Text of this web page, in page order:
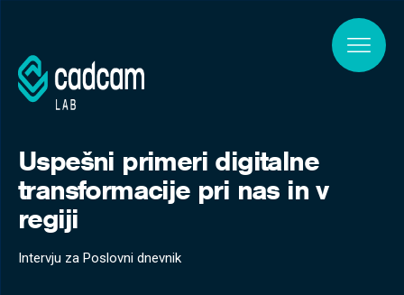
Uspešni primeri digitalne
transformacije pri nas in v
regiji
Intervju za Poslovni dnevnik